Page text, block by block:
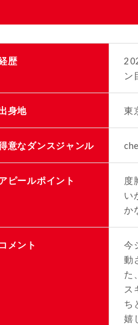
歴
ン
身地 東
意なダンスジャンル
ピールポイント
度
い
か
コメント
今
動
た
ス
ち
嬉